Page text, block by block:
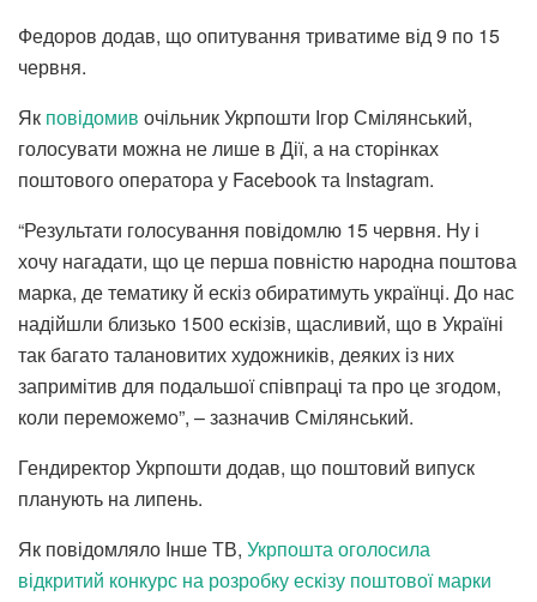
Федоров додав, що опитування триватиме від 9 по 15
червня.
Як повідомив очільник Укрпошти Ігор Смілянський,
голосувати можна не лише в Дії, а на сторінках
поштового оператора у Facebook та Instagram.
“Результати голосування повідомлю 15 червня. Ну і
хочу нагадати, що це перша повністю народна поштова
марка, де тематику й ескіз обиратимуть українці. До нас
надійшли близько 1500 ескізів, щасливий, що в Україні
так багато талановитих художників, деяких із них
запримітив для подальшої співпраці та про це згодом,
коли переможемо”, – зазначив Смілянський.
Гендиректор Укрпошти додав, що поштовий випуск
планують на липень.
Як повідомляло Інше ТВ, Укрпошта оголосила
відкритий конкурс на розробку ескізу поштової марки